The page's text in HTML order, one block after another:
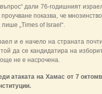
дали 76-годишният
показва, че
„Times of Israel“.
и е начело на страната
да се кандидатира на
не е насрочена.
атаката на Хамас от 7